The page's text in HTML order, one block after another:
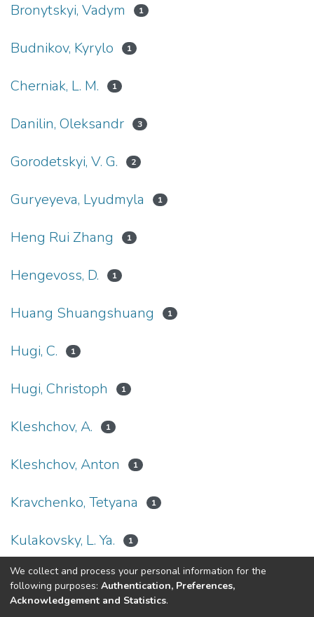
Bronytskyi, Vadym 1
Budnikov, Kyrylo 1
Cherniak, L. M. 1
Danilin, Oleksandr 3
Gorodetskyi, V. G. 2
Guryeyeva, Lyudmyla 1
Heng Rui Zhang 1
Hengevoss, D. 1
Huang Shuangshuang 1
Hugi, C. 1
Hugi, Christoph 1
Kleshchov, A. 1
Kleshchov, Anton 1
Kravchenko, Tetyana 1
Kulakovsky, L. Ya. 1
« 1(current)
2 3 4 5 ... 15 »
We collect and process your personal information for the
following purposes: Authentication, Preferences,
Acknowledgement and Statistics.